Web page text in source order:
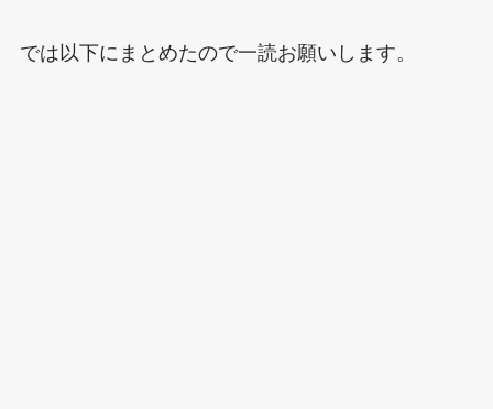
では以下にまとめたので一読お願いします。